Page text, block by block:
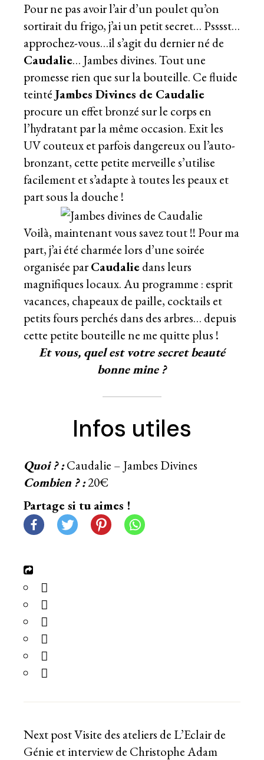
Pour ne pas avoir l’air d’un poulet qu’on
sortirait du frigo, j’ai un petit secret… Psssst…
approchez-vous…il s’agit du dernier né de
Caudalie… Jambes divines. Tout une
promesse rien que sur la bouteille. Ce fluide
teinté Jambes Divines de Caudalie
procure un effet bronzé sur le corps en
l’hydratant par la même occasion. Exit les
UV couteux et parfois dangereux ou l’auto-
bronzant, cette petite merveille s’utilise
facilement et s’adapte à toutes les peaux et
part sous la douche !
Voilà, maintenant vous savez tout !! Pour ma
part, j’ai été charmée lors d’une soirée
organisée parCaudaliedans leurs
magnifiques locaux. Au programme : esprit
vacances, chapeaux de paille, cocktails et
petits fours perchés dans des arbres… depuis
cette petite bouteille ne me quitte plus !
Et vous, quel est votre secret beauté
bonne mine ?
Infos utiles
Quoi ? :Caudalie – Jambes Divines
Combien ? :20€
Partage si tu aimes !
Next postVisite des ateliers de L’Eclair de
Génie et interview de Christophe Adam